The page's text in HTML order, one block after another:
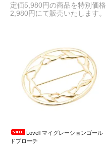
定価5,980円の商品を特別価格
2,980円にて販売いたします。
Lovell マイグレーションゴール
ドブローチ